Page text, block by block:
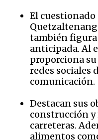
El cuestionado
también figura
anticipada. Al
proporciona
redes sociales
comunicación.
Destacan sus
construcción
carreteras.
alimentos